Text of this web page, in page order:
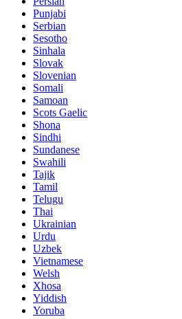
Punjabi
Serbian
Sesotho
Sinhala
Slovak
Slovenian
Somali
Samoan
Scots Gaelic
Shona
Sindhi
Sundanese
Swahili
Tajik
Tamil
Telugu
Thai
Ukrainian
Urdu
Uzbek
Vietnamese
Welsh
Xhosa
Yiddish
Yoruba